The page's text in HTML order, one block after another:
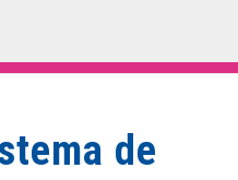
de